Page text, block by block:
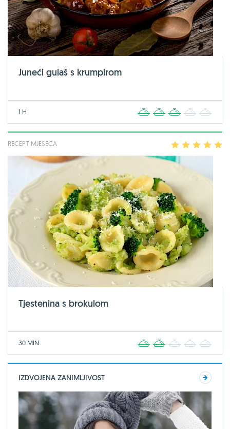
Juneći gulaš s krumpirom
1 H 2 3 4
RECEPT MJESECA 2 3 4
Tjestenina s brokulom
30 MIN 2 3 4
IZDVOJENA ZANIMLJIVOST